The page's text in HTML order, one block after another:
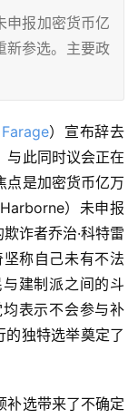
申报加密货币亿
新参选。主要政
）宣布辞去
与此同时议会正在
点是加密货币亿万
）未申报
诈者乔治·科特雷
称自己未有不法
建制派之间的斗
表示不会参与补
独特选举奠定了
补选带来了不确定